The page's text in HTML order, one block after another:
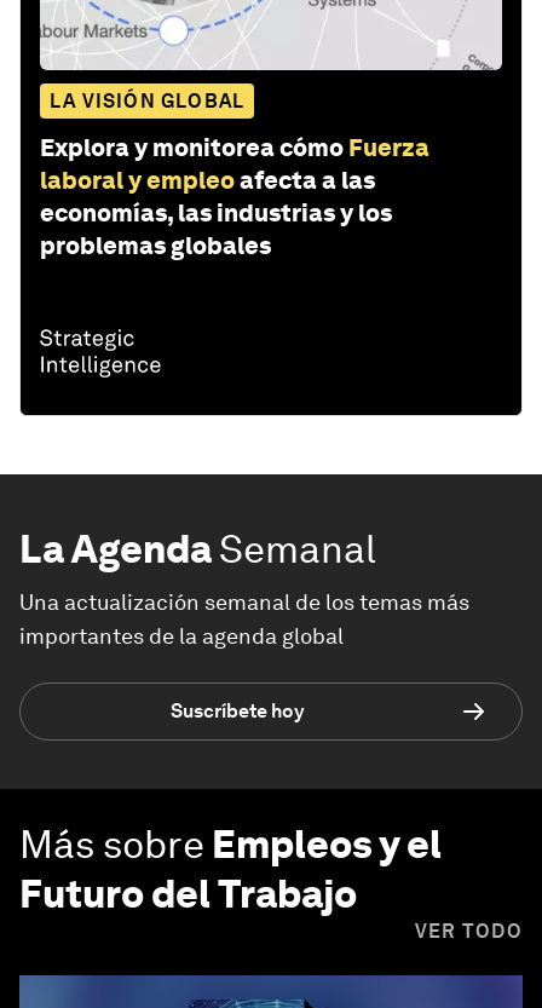
LA VISIÓN GLOBAL
Explora y monitorea cómo Fuerza
laboral y empleoafecta a las
economías, las industrias y los
problemas globales
La AgendaSemanal
Una actualización semanal de los temas más
importantes de la agenda global
Suscríbete hoy
Más sobre Empleos y el
Futuro del Trabajo
VER TODO